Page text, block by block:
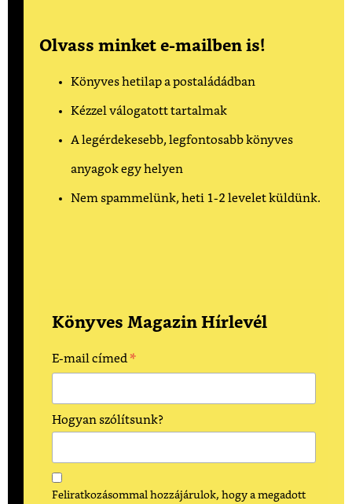
Olvass minket e-mailben is!
Könyves hetilap a postaládádban
Kézzel válogatott tartalmak
A legérdekesebb, legfontosabb könyves
anyagok egy helyen
Nem spammelünk, heti 1-2 levelet küldünk.
Könyves Magazin Hírlevél
E-mail címed*
Hogyan szólítsunk?
Feliratkozásommal hozzájárulok, hogy a megadott